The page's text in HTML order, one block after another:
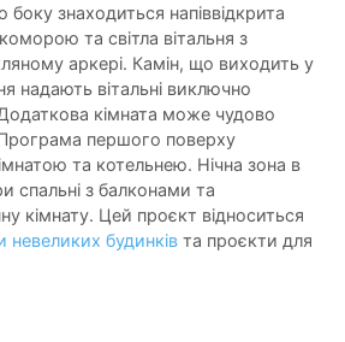
знаходиться напіввідкрита
та світла вітальня з
аркері. Камін, що виходить у
надають вітальні виключно
кімната може чудово
першого поверху
та котельнею. Нічна зона в
спальні з балконами та
кімнату. Цей проєкт відноситься
невеликих будинків та проєкти для